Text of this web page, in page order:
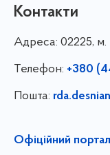
Контакти
Адреса: 02225, м.
Телефон: +380
Пошта:
Офіційний